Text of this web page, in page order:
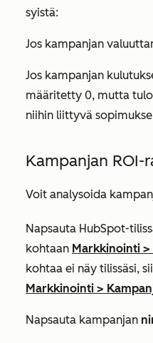
syistä:
Jos kampanjan
Jos kampanjan
määritetty 0, mutta
niihin liittyvä
Kampanjan
Voit analysoida
Napsauta HubSpot-
kohtaan Markkinointi >
kohtaa ei näy tilissäsi,
Markkinointi >
Napsauta kampanjan